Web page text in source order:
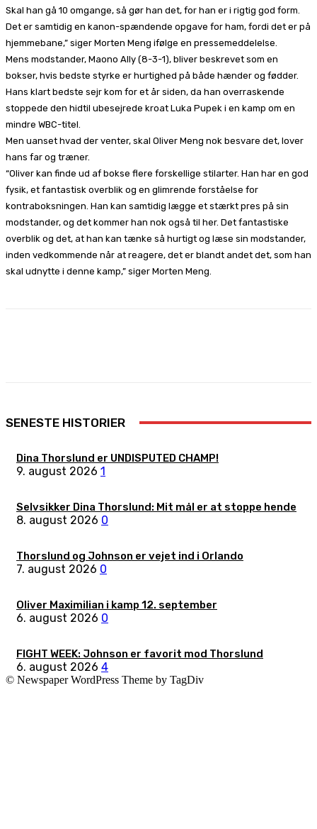
Skal han gå 10 omgange, så gør han det, for han er i rigtig god form.
Det er samtidig en kanon-spændende opgave for ham, fordi det er på
hjemmebane,” siger Morten Meng ifølge en pressemeddelelse.
Mens modstander, Maono Ally (8-3-1), bliver beskrevet som en
bokser, hvis bedste styrke er hurtighed på både hænder og fødder.
Hans klart bedste sejr kom for et år siden, da han overraskende
stoppede den hidtil ubesejrede kroat Luka Pupek i en kamp om en
mindre WBC-titel.
Men uanset hvad der venter, skal Oliver Meng nok besvare det, lover
hans far og træner.
“Oliver kan finde ud af bokse flere forskellige stilarter. Han har en god
fysik, et fantastisk overblik og en glimrende forståelse for
kontraboksningen. Han kan samtidig lægge et stærkt pres på sin
modstander, og det kommer han nok også til her. Det fantastiske
overblik og det, at han kan tænke så hurtigt og læse sin modstander,
inden vedkommende når at reagere, det er blandt andet det, som han
skal udnytte i denne kamp,” siger Morten Meng.
SENESTE HISTORIER
Dina Thorslund er UNDISPUTED CHAMP!
9. august 2026 1
Selvsikker Dina Thorslund: Mit mål er at stoppe hende
8. august 2026 0
Thorslund og Johnson er vejet ind i Orlando
7. august 2026 0
Oliver Maximilian i kamp 12. september
6. august 2026 0
FIGHT WEEK: Johnson er favorit mod Thorslund
6. august 2026 4
© Newspaper WordPress Theme by TagDiv